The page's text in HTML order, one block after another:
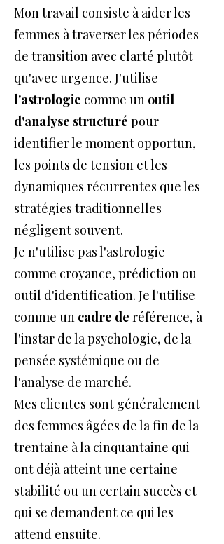
Mon travail consiste à aider les
femmes à traverser les périodes
de transition avec clarté plutôt
qu'avec urgence. J'utilise
l'astrologie comme un outil
d'analyse structuré pour
identifier le moment opportun,
les points de tension et les
dynamiques récurrentes que les
stratégies traditionnelles
négligent souvent.
Je n'utilise pas l'astrologie
comme croyance, prédiction ou
outil d'identification. Je l'utilise
comme un cadre de référence, à
l'instar de la psychologie, de la
pensée systémique ou de
l'analyse de marché.
Mes clientes sont généralement
des femmes âgées de la fin de la
trentaine à la cinquantaine qui
ont déjà atteint une certaine
stabilité ou un certain succès et
qui se demandent ce qui les
attend ensuite.